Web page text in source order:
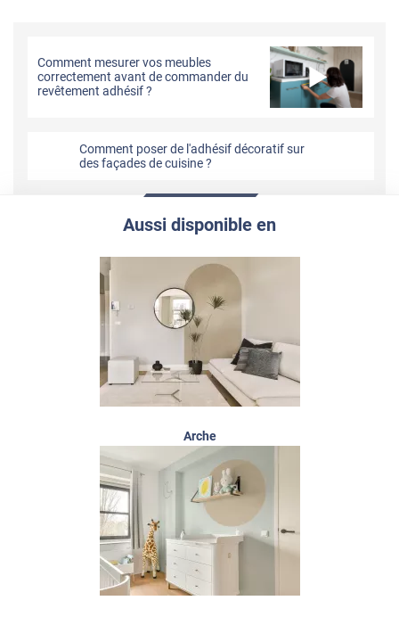
Comment mesurer vos meubles
correctement avant de commander du
revêtement adhésif ?
Comment poser de l'adhésif décoratif sur
des façades de cuisine ?
Aussi disponible en
Arche